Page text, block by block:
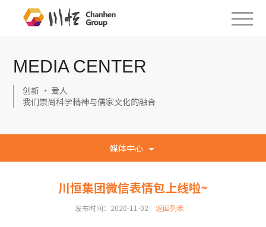
MEDIA CENTER
创新 · 爱人
我们崇尚科学精神与儒家文化的融合
媒体中心
川恒集团微信表情包上线啦~
发布时间：2020-11-02 返回列表